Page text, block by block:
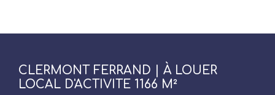
CLERMONT FERRAND | À LOUER
LOCAL D'ACTIVITE 1166 M²